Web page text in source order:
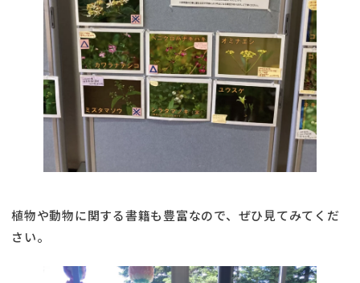
植物や動物に関する書籍も豊富なので、ぜひ見てみてくだ
さい。